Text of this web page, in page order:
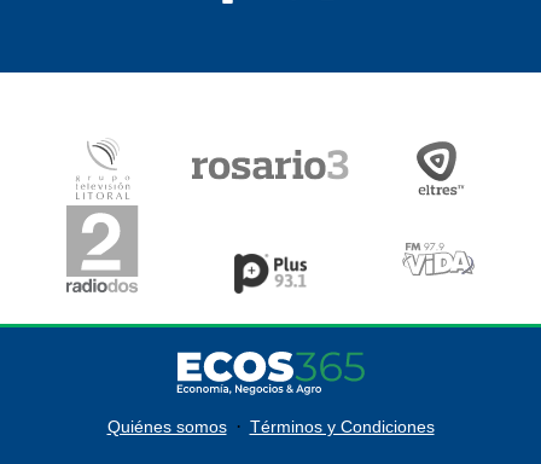
Quiénes somos · Términos y Condiciones